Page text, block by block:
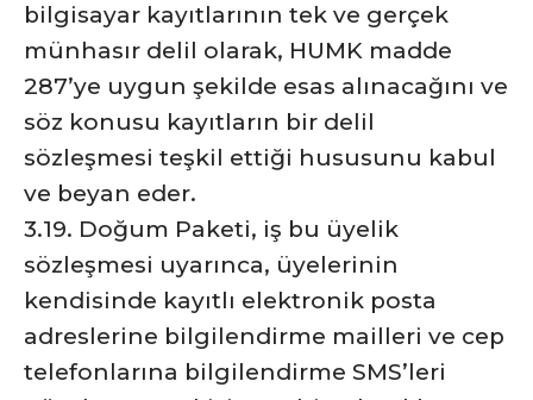
bilgisayar kayıtlarının tek ve gerçek
münhasır delil olarak, HUMK madde
287’ye uygun şekilde esas alınacağını ve
söz konusu kayıtların bir delil
sözleşmesi teşkil ettiği hususunu kabul
ve beyan eder.
3.19. Doğum Paketi, iş bu üyelik
sözleşmesi uyarınca, üyelerinin
kendisinde kayıtlı elektronik posta
adreslerine bilgilendirme mailleri ve cep
telefonlarına bilgilendirme SMS’leri